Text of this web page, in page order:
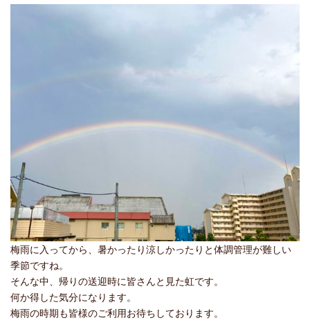
梅雨に入ってから、暑かったり涼しかったりと体調管理が難しい
季節ですね。
そんな中、帰りの送迎時に皆さんと見た虹です。
何か得した気分になります。
梅雨の時期も皆様のご利用お待ちしております。